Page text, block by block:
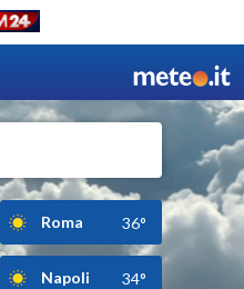
Roma 36°
Napoli 34°